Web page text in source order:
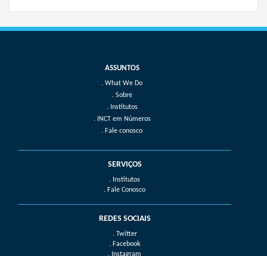
What We Do
Sobre
Institutos
INCT em Números
Fale conosco
SERVIÇOS
. Institutos
. Fale Conosco
REDES SOCIAIS
. Twitter
. Facebook
. Instagram